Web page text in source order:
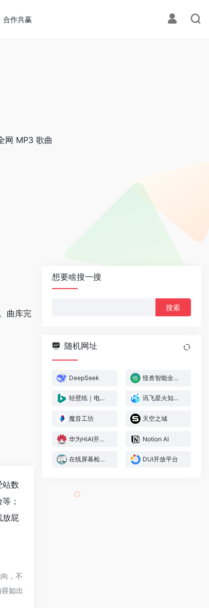
合作共赢
网 MP3 歌曲
曲库完
站数
；
放屁
，不
如出
想要啥搜一搜
随机网址
DeepSeek 怪兽智能全息舱
轻壁纸｜电脑壁纸 讯飞星火知识库文档问答
魔音工坊 天空之城
华为HiAI开放平台 Notion AI
在线屏幕检测网站 DUI开放平台